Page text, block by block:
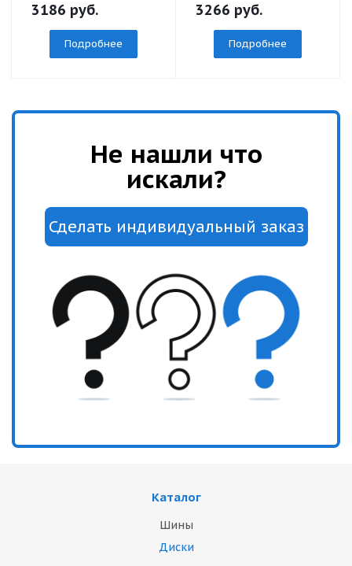
3186 руб.
Подробнее
3266 руб.
Подробнее
Не нашли что
искали?
Каталог
Шины
Диски